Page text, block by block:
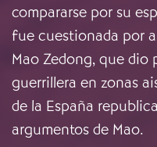
compararse por su
fue cuestionada por
Mao Zedong, que dio
guerrillera en zonas
de la España
argumentos de Mao.